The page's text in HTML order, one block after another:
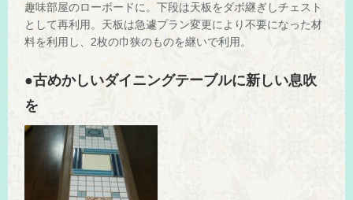
趣味部屋のローボードに。下段は天板をダボ継ぎしチェスト
として再利用。天板は急遽プラン変更により不要になった材
料を利用し、2枚の巾狭のものを継いで利用。
●古めかしいダイニングテーブルに新しい息吹
を